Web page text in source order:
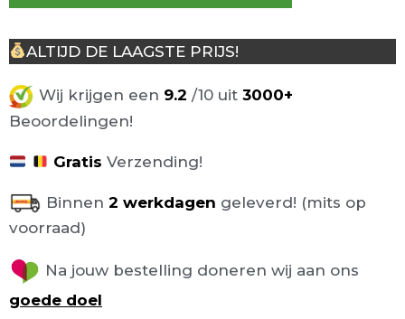
ALTIJD DE LAAGSTE PRIJS!
Wij krijgen een 9.2 /10 uit 3000+
Beoordelingen!
Gratis Verzending!
Binnen 2 werkdagen geleverd! (mits op
voorraad)
Na jouw bestelling doneren wij aan ons
goede doel